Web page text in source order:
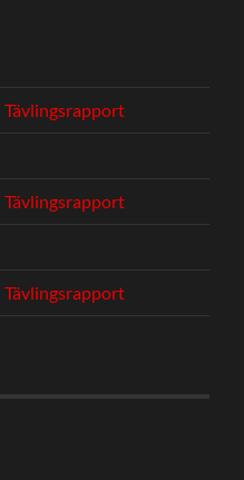
Tävlingsrapport
Tävlingsrapport
Tävlingsrapport